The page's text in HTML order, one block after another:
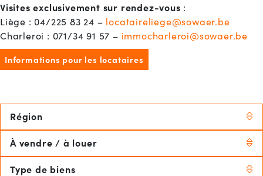
Visites exclusivement sur rendez-vous :
Liège : 04/225 83 24 – locataireliege@sowaer.be
Charleroi : 071/34 91 57 – immocharleroi@sowaer.be
Informations pour les locataires
Région
À vendre / à louer
Type de biens